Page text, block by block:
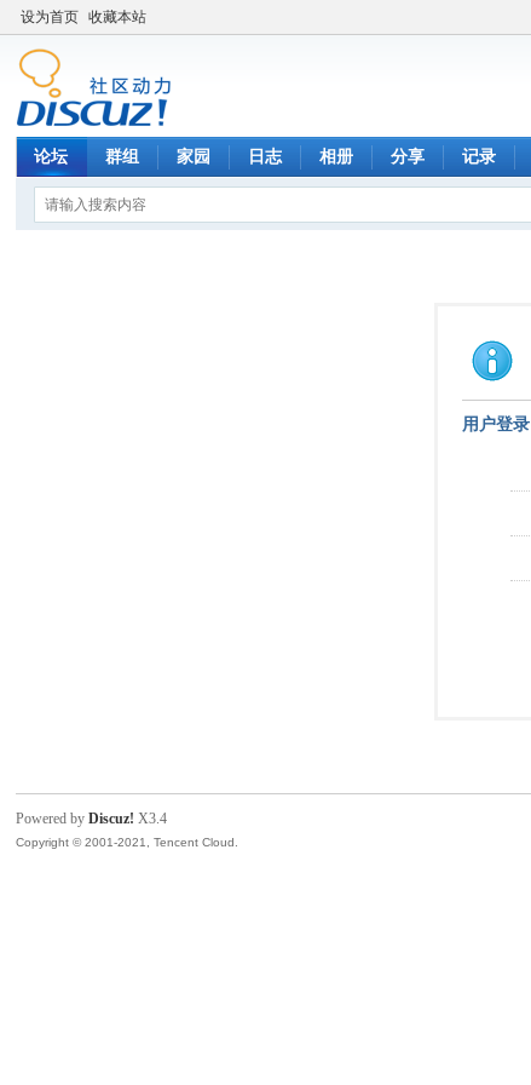
设为首页 收藏本站
论坛 群组 家园 日志 相册 分享 记录
用户登录
Powered byDiscuz! X3.4
Copyright © 2001-2021, Tencent Cloud.